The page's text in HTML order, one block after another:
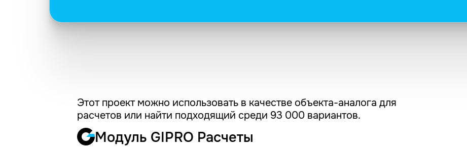
Этот проект можно использовать в качестве объекта-аналога для
расчетов или найти подходящий среди 93 000 вариантов.
Модуль GIPRO Расчеты